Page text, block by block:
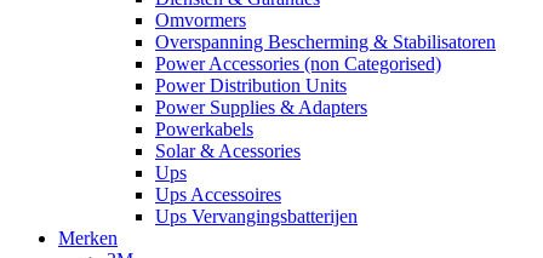
Omvormers
Overspanning Bescherming & Stabilisatoren
Power Accessories (non Categorised)
Power Distribution Units
Power Supplies & Adapters
Powerkabels
Solar & Acessories
Ups
Ups Accessoires
Ups Vervangingsbatterijen
Merken